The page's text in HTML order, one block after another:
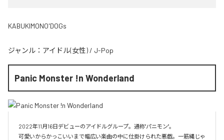
KABUKIMONO'DOGs
ジャンル： アイドル(女性) / J-Pop
Panic Monster !n Wonderland
2022年11月16日デビューのアイドルグループ。通称"パニモン"。
可愛いからかっこいいまで幅広い楽曲の中に仕掛けられた悪戯。一筋縄じゃ